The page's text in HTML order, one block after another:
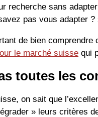
recherche sans
pas vous adapter ?
de bien comprendre
le marché suisse qui
toutes les
on sait que
» leurs critères